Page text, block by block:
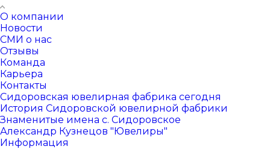
О компании
Новости
СМИ о нас
Отзывы
Команда
Карьера
Контакты
Сидоровская ювелирная фабрика сегодня
История Сидоровской ювелирной фабрики
Знаменитые имена с. Сидоровское
Александр Кузнецов "Ювелиры"
Информация